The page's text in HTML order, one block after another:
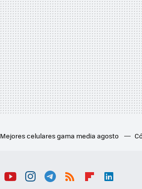
Mejores celulares gama media agosto